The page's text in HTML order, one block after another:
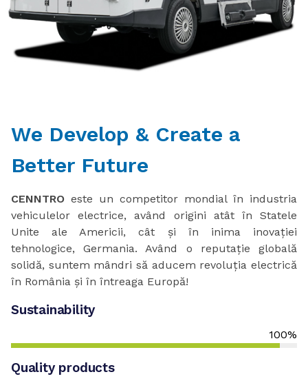
We Develop & Create a
Better Future
CENNTRO este un competitor mondial în industria
vehiculelor electrice, având origini atât în Statele
Unite ale Americii, cât și în inima inovației
tehnologice, Germania. Având o reputație globală
solidă, suntem mândri să aducem revoluția electrică
în România și în întreaga Europă!
Sustainability
100%
Quality products